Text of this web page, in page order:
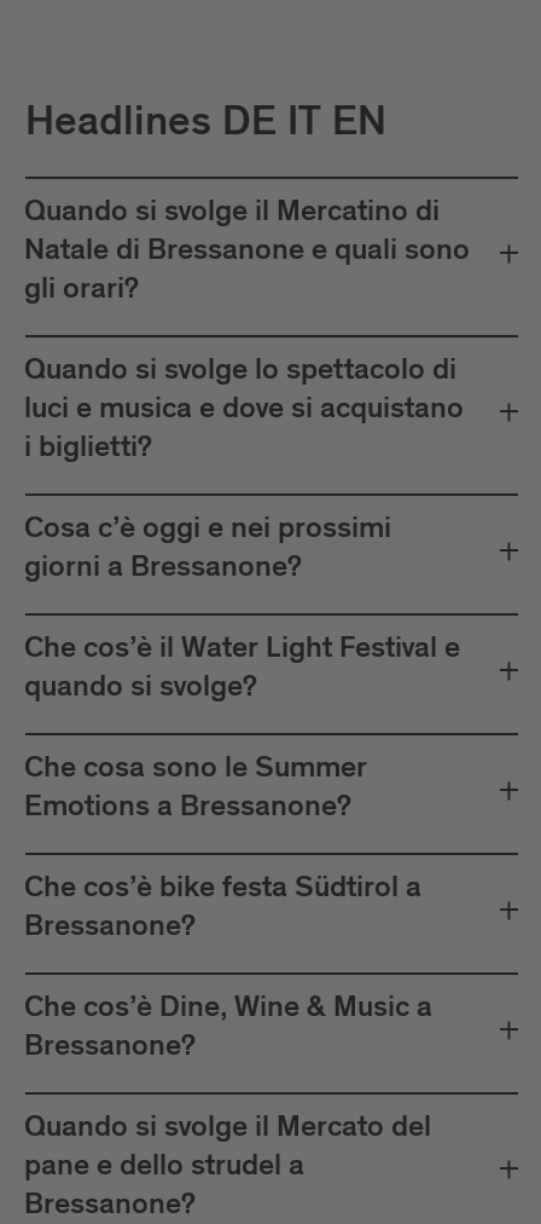
Headlines DE IT EN
Quando si svolge il Mercatino di
Natale di Bressanone e quali sono
gli orari?
Quando si svolge lo spettacolo di
luci e musica e dove si acquistano
i biglietti?
Cosa c’è oggi e nei prossimi
giorni a Bressanone?
Che cos’è il Water Light Festival e
quando si svolge?
Che cosa sono le Summer
Emotions a Bressanone?
Che cos’è bike festa Südtirol a
Bressanone?
Che cos’è Dine, Wine & Music a
Bressanone?
Quando si svolge il Mercato del
pane e dello strudel a
Bressanone?